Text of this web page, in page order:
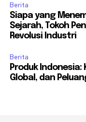
Berita
Siapa yang
Sejarah, Tokoh
Revolusi Industri
Berita
Produk Indonesia:
Global, dan